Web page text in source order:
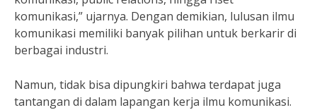
komunikasi,” ujarnya. Dengan demikian, lulusan ilmu
komunikasi memiliki banyak pilihan untuk berkarir di
berbagai industri.
Namun, tidak bisa dipungkiri bahwa terdapat juga
tantangan di dalam lapangan kerja ilmu komunikasi.